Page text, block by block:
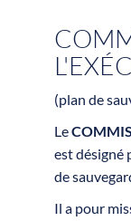
(plan de
Le
est désigné
de
Il a pour